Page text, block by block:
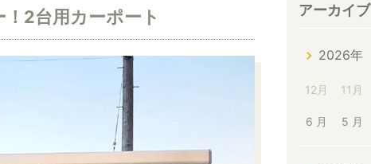
2台用カーポート アーカイブ
2026年
12月 11月
6 月 5 月